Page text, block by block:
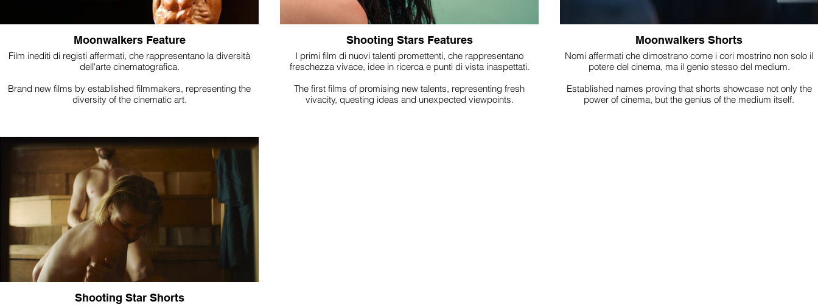
Moonwalkers Feature
Film inediti di registi affermati, che rappresentano la diversità
dell'arte cinematografica.
Brand new films by established filmmakers, representing the
diversity of the cinematic art.
Shooting Stars Features
I primi film di nuovi talenti promettenti, che rappresentano
freschezza vivace, idee in ricerca e punti di vista inaspettati.
The first films of promising new talents, representing fresh
vivacity, questing ideas and unexpected viewpoints.
Moonwalkers Shorts
Nomi affermati che dimostrano come i cori mostrino non solo il
potere del cinema, ma il genio stesso del medium.
Established names proving that shorts showcase not only the
power of cinema, but the genius of the medium itself.
Shooting Star Shorts